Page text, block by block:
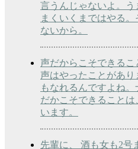
言うんじゃないよ。う
まくいくまではやる
ないから。
声だからこそできる
声はやったことがあ
もなれるんですよね
だかこそできること
います。
先輩に、 酒も女も2号